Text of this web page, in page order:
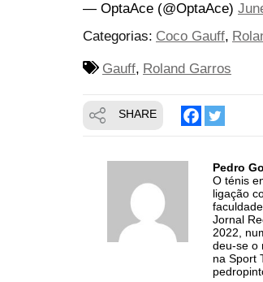
— OptaAce (@OptaAce)
Categorias: Coco Gauff
Gauff Roland Garros
SHARE
Pedro
O ténis
ligação
Jornal
2022,
deu-se o
na Sport